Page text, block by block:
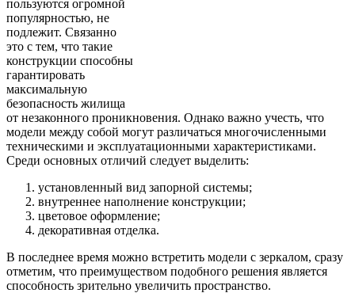
пользуются огромной
популярностью, не
подлежит. Связанно
это с тем, что такие
конструкции способны
гарантировать
максимальную
безопасность жилища
от незаконного проникновения. Однако важно учесть, что
модели между собой могут различаться многочисленными
техническими и эксплуатационными характеристиками.
Среди основных отличий следует выделить:
установленный вид запорной системы;
внутреннее наполнение конструкции;
цветовое оформление;
декоративная отделка.
В последнее время можно встретить модели с зеркалом, сразу
отметим, что преимуществом подобного решения является
способность зрительно увеличить пространство.